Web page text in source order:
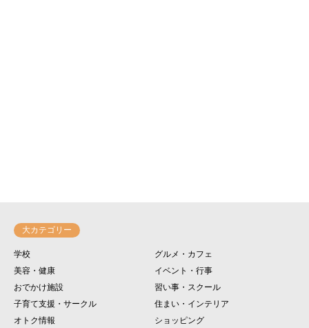
大カテゴリー
学校
グルメ・カフェ
美容・健康
イベント・行事
おでかけ施設
習い事・スクール
子育て支援・サークル
住まい・インテリア
オトク情報
ショッピング